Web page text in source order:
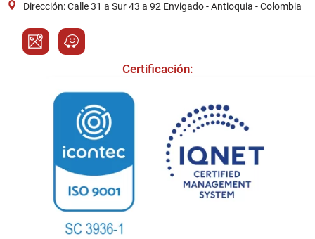
Dirección: Calle 31 a Sur 43 a 92 Envigado - Antioquia - Colombia
Certificación: